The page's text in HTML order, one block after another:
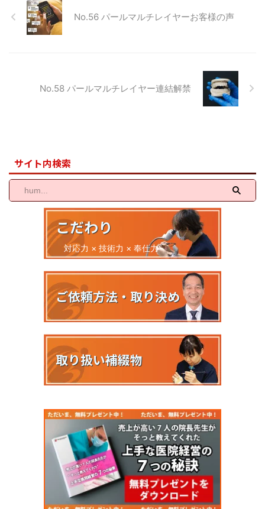
の先生方、日本国内の一流演者の
先生方々を含めた延べ総勢５００
名を超える演者による大変貴重な
存各種サンプルというよりは、各
No.56 パールマルチレイヤーお客様の声
No.58 パールマルチレイヤー連結解禁
サイト内検索
こだわり
対応力 × 技術力 × 奉仕力
ご依頼方法・取り決め
取り扱い補綴物